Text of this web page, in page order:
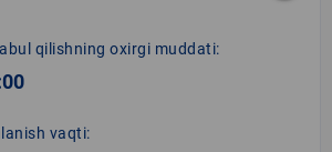
qilishning oxirgi muddati:
vaqti: